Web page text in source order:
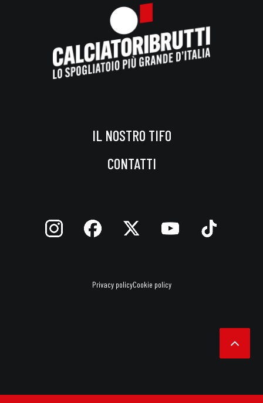
IL NOSTRO TIFO
CONTATTI
Privacy policyCookie policy